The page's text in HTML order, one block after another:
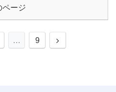
ページ
… 9
次